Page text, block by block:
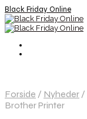
Black Friday Online
Forside / Nyheder /
Brother Printer